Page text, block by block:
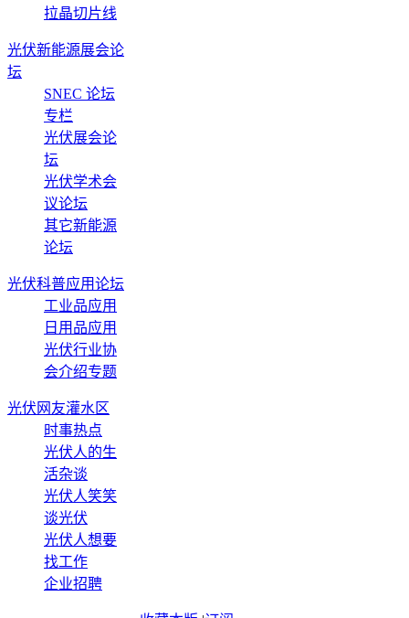
拉晶切片线
光伏新能源展会论
坛
SNEC 论坛
专栏
光伏展会论
坛
光伏学术会
议论坛
其它新能源
论坛
光伏科普应用论坛
工业品应用
日用品应用
光伏行业协
会介绍专题
光伏网友灌水区
时事热点
光伏人的生
活杂谈
光伏人笑笑
谈光伏
光伏人想要
找工作
企业招聘